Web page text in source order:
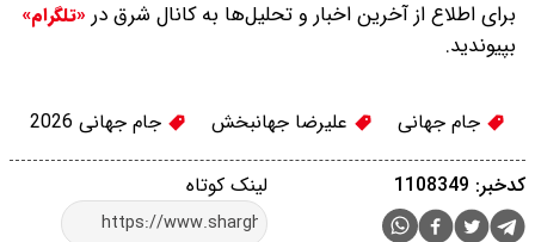
برای اطلاع از آخرین اخبار و تحلیل‌ها به کانال شرق در «تلگرام»
بپیوندید.
جام جهانی علیرضا جهانبخش جام جهانی 2026
لینک کوتاه کدخبر: 1108349